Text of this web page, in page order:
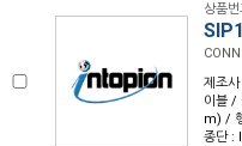
상품
제조
이블 /
m) /
종단 :